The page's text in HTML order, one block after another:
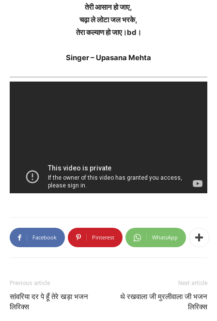
तेरी आसान हो जाए,
चढ़ा ले लोटा जल भरके,
तेरा कल्याण हो जाए।bd।
Singer – Upasana Mehta
Facebook Pinterest WhatsApp
Previous article
सांवरिया दर पे हूँ तेरे खड़ा भजन
लिरिक्स
Next article
थे रखवाला जी मुरलीवाला जी भजन
लिरिक्स